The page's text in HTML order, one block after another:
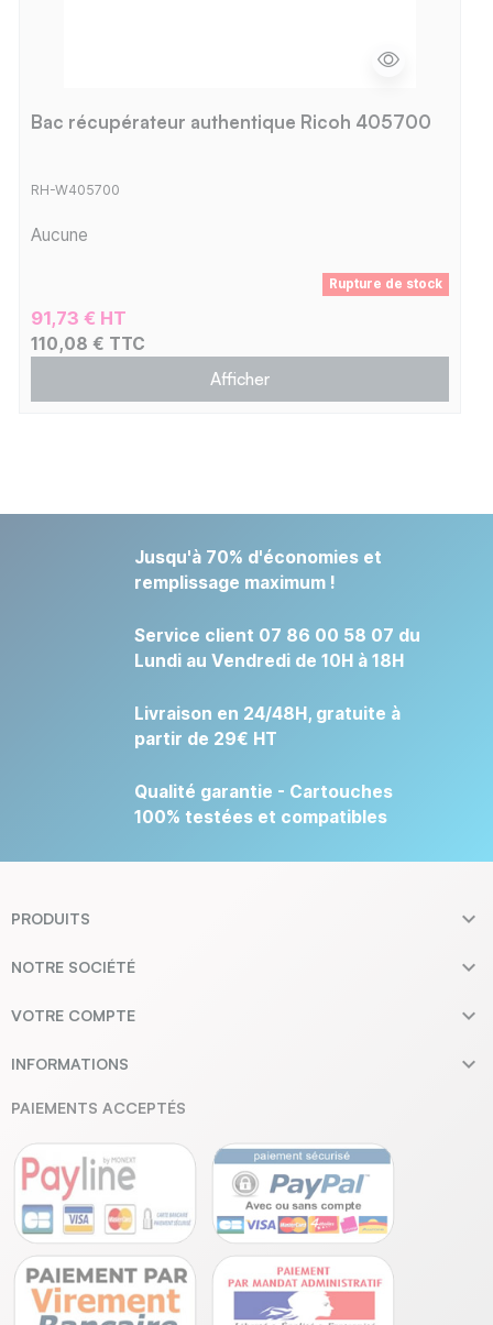
Bac récupérateur authentique Ricoh 405700
RH-W405700
Aucune
Rupture de stock
91,73 € HT
110,08 € TTC
Afficher
Jusqu'à 70% d'économies et
remplissage maximum !
Service client 07 86 00 58 07 du
Lundi au Vendredi de 10H à 18H
Livraison en 24/48H, gratuite à
partir de 29€ HT
Qualité garantie - Cartouches
100% testées et compatibles
PRODUITS 
NOTRE SOCIÉTÉ 
VOTRE COMPTE 
INFORMATIONS 
PAIEMENTS ACCEPTÉS